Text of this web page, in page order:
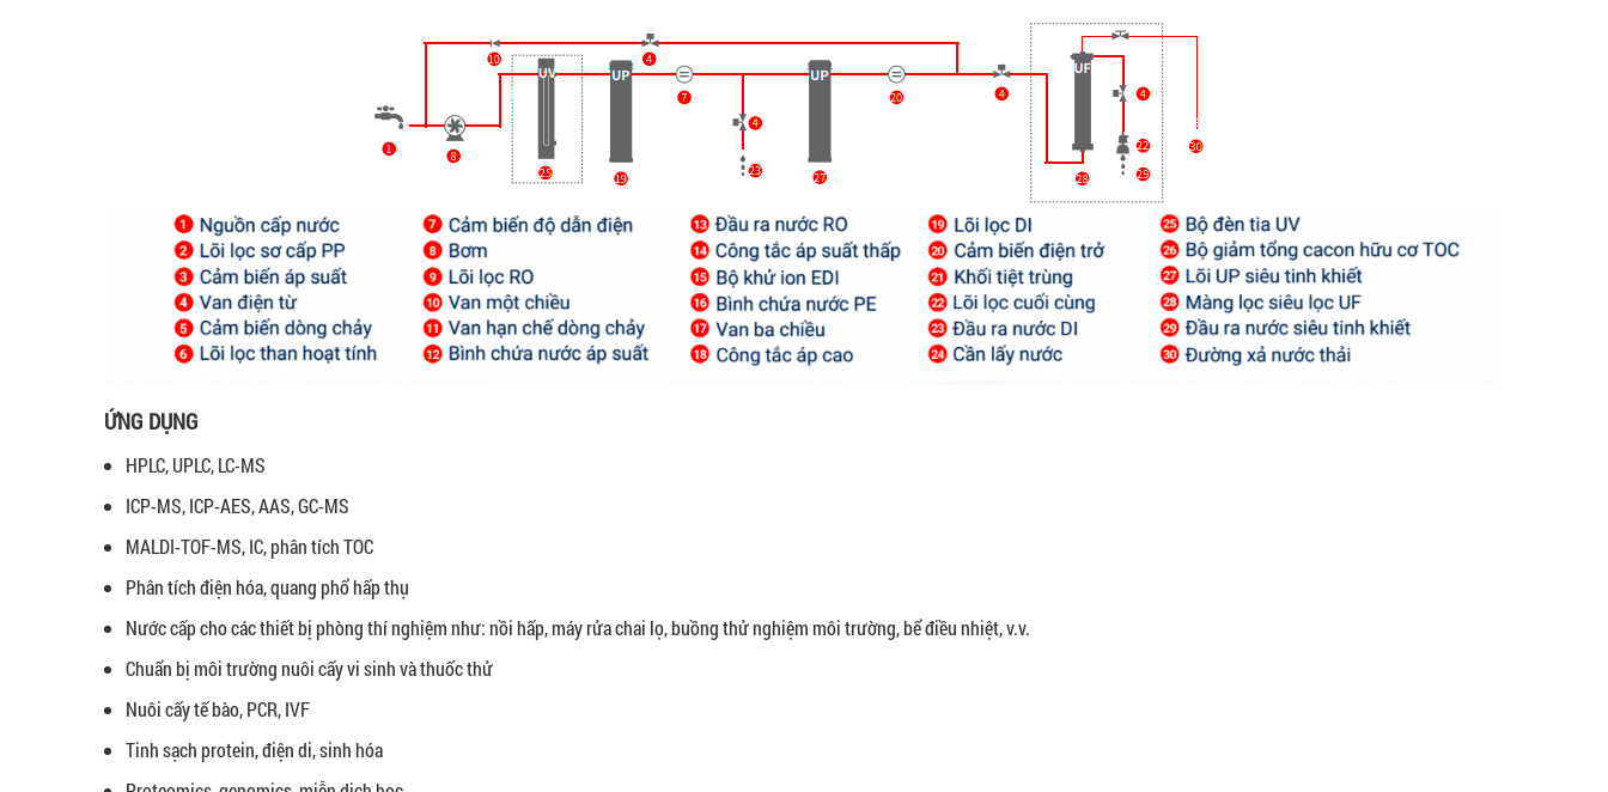
ỨNG DỤNG
HPLC, UPLC, LC-MS
ICP-MS, ICP-AES, AAS, GC-MS
MALDI-TOF-MS, IC, phân tích TOC
Phân tích điện hóa, quang phổ hấp thụ
Nước cấp cho các thiết bị phòng thí nghiệm như: nồi hấp, máy rửa chai lọ, buồng thử nghiệm môi trường, bể điều nhiệt, v.v.
Chuẩn bị môi trường nuôi cấy vi sinh và thuốc thử
Nuôi cấy tế bào, PCR, IVF
Tinh sạch protein, điện di, sinh hóa